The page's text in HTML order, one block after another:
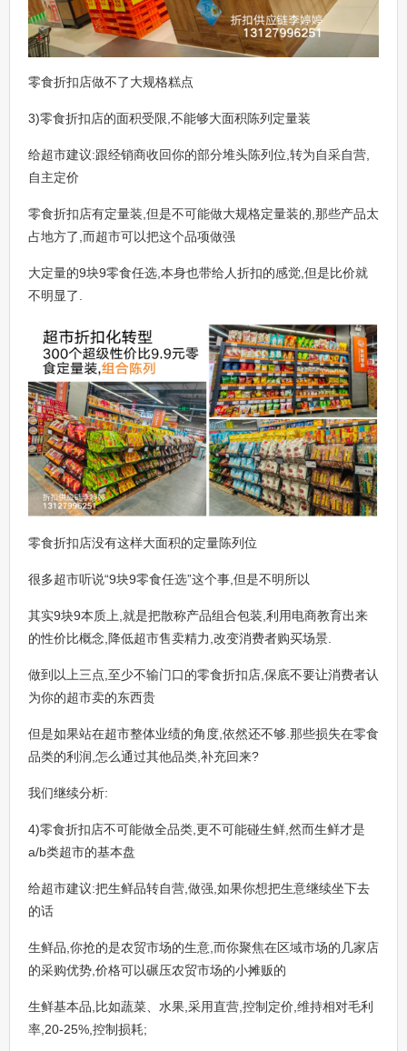
零食折扣店做不了大规格糕点
3)零食折扣店的面积受限,不能够大面积陈列定量装
给超市建议:跟经销商收回你的部分堆头陈列位,转为自采自营,
自主定价
零食折扣店有定量装,但是不可能做大规格定量装的,那些产品太
占地方了,而超市可以把这个品项做强
大定量的9块9零食任选,本身也带给人折扣的感觉,但是比价就
不明显了.
零食折扣店没有这样大面积的定量陈列位
很多超市听说“9块9零食任选”这个事,但是不明所以
其实9块9本质上,就是把散称产品组合包装,利用电商教育出来
的性价比概念,降低超市售卖精力,改变消费者购买场景.
做到以上三点,至少不输门口的零食折扣店,保底不要让消费者认
为你的超市卖的东西贵
但是如果站在超市整体业绩的角度,依然还不够.那些损失在零食
品类的利润,怎么通过其他品类,补充回来?
我们继续分析:
4)零食折扣店不可能做全品类,更不可能碰生鲜,然而生鲜才是
a/b类超市的基本盘
给超市建议:把生鲜品转自营,做强,如果你想把生意继续坐下去
的话
生鲜品,你抢的是农贸市场的生意,而你聚焦在区域市场的几家店
的采购优势,价格可以碾压农贸市场的小摊贩的
生鲜基本品,比如蔬菜、水果,采用直营,控制定价,维持相对毛利
率,20-25%,控制损耗;